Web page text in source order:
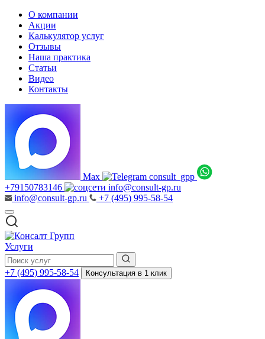
О компании
Акции
Калькулятор услуг
Отзывы
Наша практика
Статьи
Видео
Контакты
Max
consult_gpp
+79150783146
info@consult-gp.ru
info@consult-gp.ru
+7 (495) 995-58-54
Услуги
+7 (495) 995-58-54 Консультация в 1 клик